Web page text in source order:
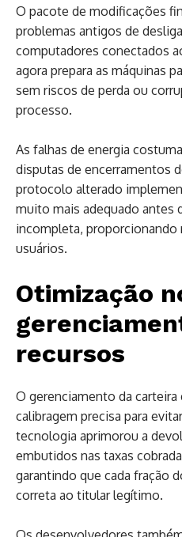
O pacote de modificações
problemas antigos de
computadores conectados
agora prepara as máquinas
sem riscos de perda ou
processo.
As falhas de energia
disputas de encerramentos
protocolo alterado
muito mais adequado antes
incompleta, proporcionando
usuários.
Otimização
recursos
O gerenciamento da
calibragem precisa para
tecnologia aprimorou a
embutidos nas taxas
garantindo que cada fração
correta ao titular legítimo.